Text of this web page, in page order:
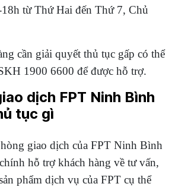
từ Thứ Hai đến Thứ 7, Chủ
cần giải quyết thủ tục gấp có thể
1900 6600 để được hỗ trợ.
dịch FPT Ninh Bình
tục gì
giao dịch của FPT Ninh Bình
hỗ trợ khách hàng về tư vấn,
phẩm dịch vụ của FPT cụ thể